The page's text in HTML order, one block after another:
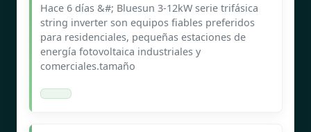
Hace 6 días &#; Bluesun 3-12kW serie trifásica
string inverter son equipos fiables preferidos
para residenciales, pequeñas estaciones de
energía fotovoltaica industriales y
comerciales.tamaño